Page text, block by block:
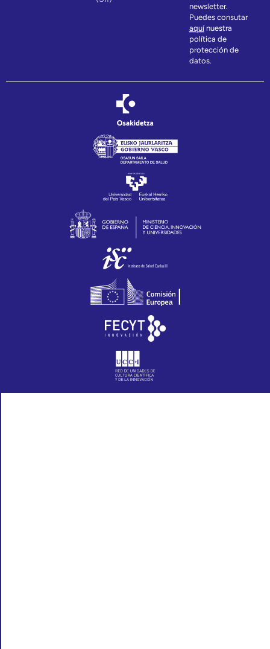
newsletter.
Puedes consutar
aquínuestra
política de
protección de
datos.